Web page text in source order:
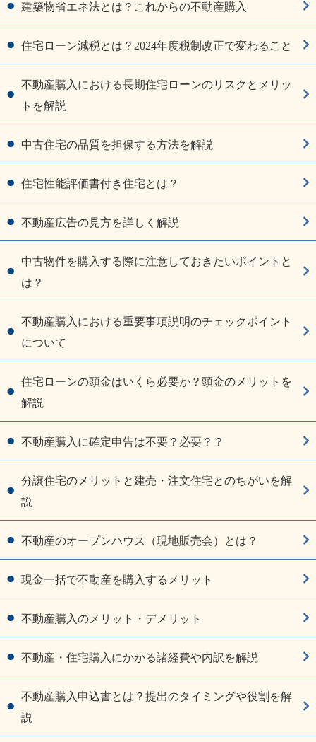
建築物省エネ法とは？これからの不動産購入
住宅ローン減税とは？2024年度税制改正で変わること
不動産購入における長期住宅ローンのリスクとメリッ
トを解説
中古住宅の品質を担保する方法を解説
住宅性能評価書付き住宅とは？
不動産広告の見方を詳しく解説
中古物件を購入する際に注意しておきたいポイントと
は？
不動産購入における重要事項説明のチェックポイント
について
住宅ローンの頭金はいくら必要か？頭金のメリットを
解説
不動産購入に確定申告は不要？必要？？
分譲住宅のメリットと建売・注文住宅とのちがいを解
説
不動産のオープンハウス（現地販売会）とは？
現金一括で不動産を購入するメリット
不動産購入のメリット・デメリット
不動産・住宅購入にかかる諸経費や内訳を解説
不動産購入申込書とは？提出のタイミングや役割を解
説